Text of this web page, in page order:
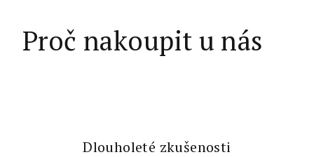
Proč nakoupit u nás
Dlouholeté zkušenosti